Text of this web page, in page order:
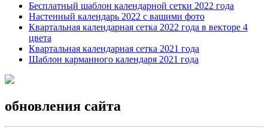
Бесплатный шаблон календарной сетки 2022 года
Настенный календарь 2022 с вашими фото
Квартальная календарная сетка 2022 года в векторе 4
цвета
Квартальная календарная сетка 2021 года
Шаблон карманного календаря 2021 года
обновления сайта